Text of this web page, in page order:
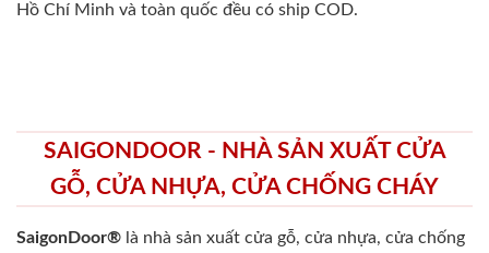
Hồ Chí Minh và toàn quốc đều có ship COD.
SAIGONDOOR - NHÀ SẢN XUẤT CỬA
GỖ, CỬA NHỰA, CỬA CHỐNG CHÁY
SaigonDoor® là nhà sản xuất cửa gỗ, cửa nhựa, cửa chống